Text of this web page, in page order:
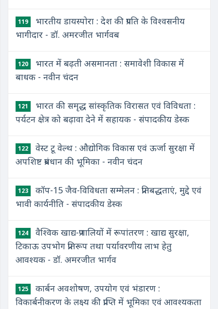
119
भारतीय डायस्पोरा : देश की प्रगति के विश्वसनीय
भागीदार - डॉ. अमरजीत भार्गवब
120
भारत में बढ़ती असमानता : समावेशी विकास में
बाधक - नवीन चंदन
121
भारत की समृद्ध सांस्कृतिक विरासत एवं विविधता :
पर्यटन क्षेत्र को बढ़ावा देने में सहायक - संपादकीय डेस्क
122
वेस्ट टू वेल्थ : औद्योगिक विकास एवं ऊर्जा सुरक्षा में
अपशिष्ट प्रबंधान की भूमिका - नवीन चंदन
123
कॉप-15 जैव-विविधता सम्मेलन : प्रतिबद्धताएं, मुद्दे एवं
भावी कार्यनीति - संपादकीय डेस्क
124
वैश्विक खाद्य-प्रणालियों में रूपांतरण : खाद्य सुरक्षा,
टिकाऊ उपभोग प्रतिरूप तथा पर्यावरणीय लाभ हेतु
आवश्यक - डॉ. अमरजीत भार्गव
125
कार्बन अवशोषण, उपयोग एवं भंडारण :
विकार्बनीकरण के लक्ष्य की प्राप्ति में भूमिका एवं आवश्यकता